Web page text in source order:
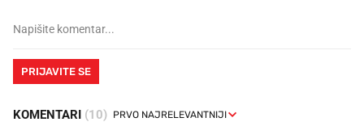
PRIJAVITE SE
KOMENTARI (10)